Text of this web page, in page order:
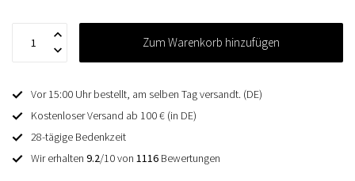
Zum Warenkorb hinzufügen
Vor 15:00 Uhr bestellt, am selben Tag versandt. (DE)
Kostenloser Versand ab 100 € (in DE)
28-tägige Bedenkzeit
Wir erhalten 9.2/10 von 1116 Bewertungen